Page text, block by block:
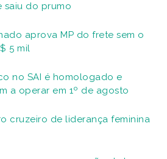
saiu do prumo
aprova MP do frete sem o
5 mil
no SAI é homologado e
a operar em 1º de agosto
cruzeiro de liderança feminina